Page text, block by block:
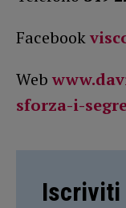
Facebook
Web
sforza-i-
Iscriviti